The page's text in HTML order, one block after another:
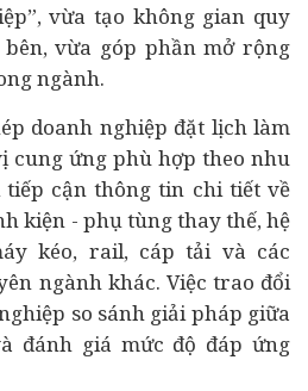
vừa tạo không gian quy
vừa góp phần mở rộng
ngành.
doanh nghiệp đặt lịch làm
cung ứng phù hợp theo nhu
tiếp cận thông tin chi tiết về
kiện - phụ tùng thay thế, hệ
kéo, rail, cáp tải và các
ngành khác. Việc trao đổi
so sánh giải pháp giữa
đánh giá mức độ đáp ứng